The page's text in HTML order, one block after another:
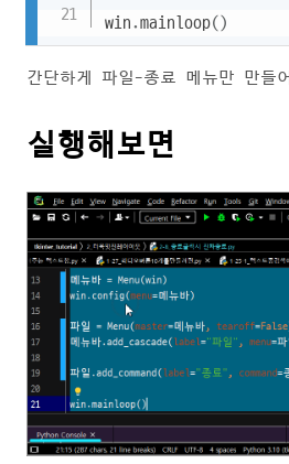
win.mainloop()
간단하게 파일-종료 메뉴만 만들
실행해보면